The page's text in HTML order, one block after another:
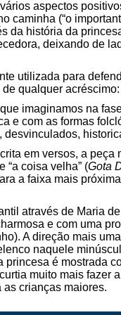
aspectos
caminha (“o
da história da
deixando de
utilizada para
de qualquer acréscimo:
imaginamos na
e com as formas
em versos, a
“a coisa velha” (Gota
a faixa mais
através de Maria
e com uma
A direção mais
naquele
é mostrada
muito mais fazer a
crianças maiores.